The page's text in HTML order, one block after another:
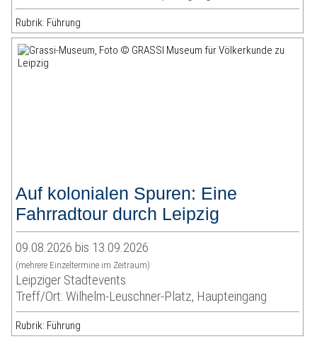
Rubrik: Führung
Auf kolonialen Spuren: Eine
Fahrradtour durch Leipzig
09.08.2026 bis 13.09.2026
(mehrere Einzeltermine im Zeitraum)
Leipziger Stadtevents
Treff/Ort: Wilhelm-Leuschner-Platz, Haupteingang
Rubrik: Führung